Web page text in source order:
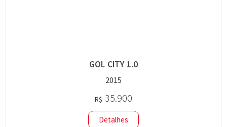
GOL CITY 1.0
2015
R$ 35.900
Detalhes